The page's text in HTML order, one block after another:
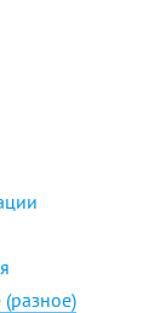
(разное)